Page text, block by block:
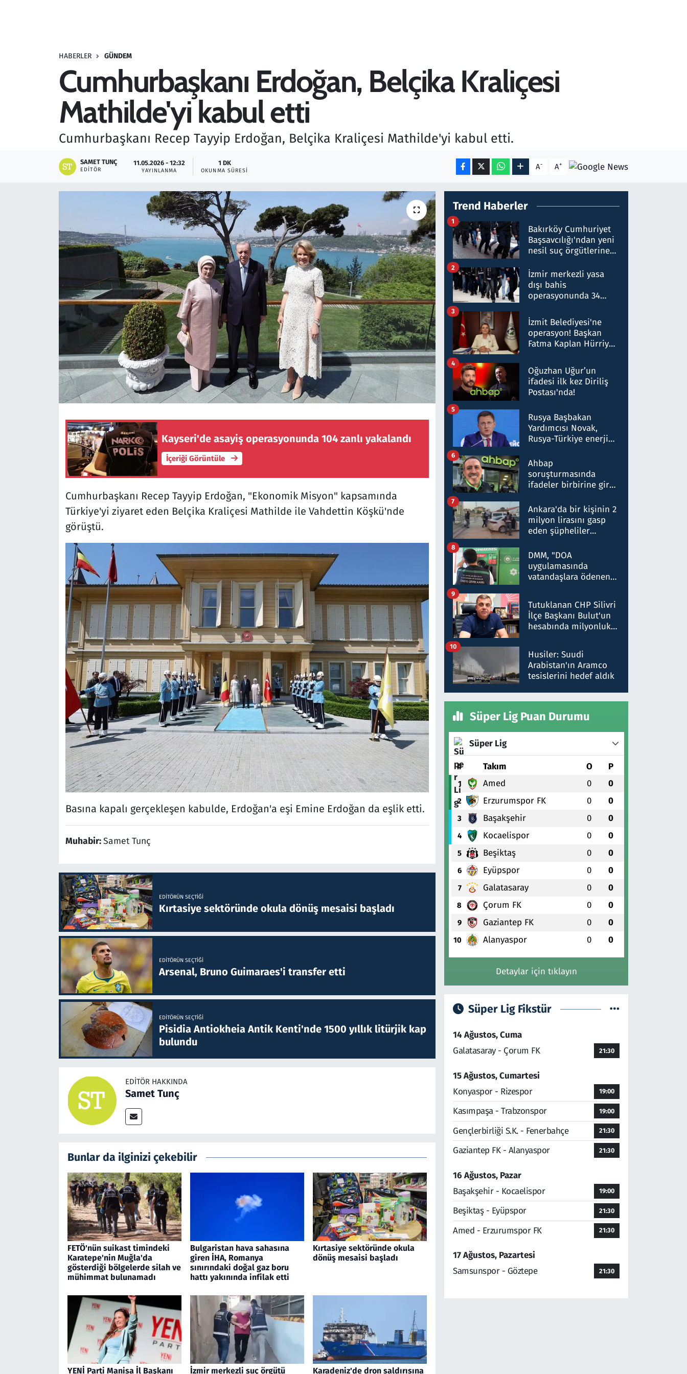
HABERLER GÜNDEM
Cumhurbaşkanı Erdoğan, Belçika Kraliçesi
Mathilde'yi kabul etti
Cumhurbaşkanı Recep Tayyip Erdoğan, Belçika Kraliçesi Mathilde'yi kabul etti.
SAMET TUNÇ
EDITÖR
11.05.2026 - 12:32
YAYINLANMA
1 DK
OKUNMA SÜRESI A- A+
Kayseri'de asayiş operasyonunda 104 zanlı yakalandı
İçeriği Görüntüle
Cumhurbaşkanı Recep Tayyip Erdoğan, "Ekonomik Misyon" kapsamında
Türkiye'yi ziyaret eden Belçika Kraliçesi Mathilde ile Vahdettin Köşkü'nde
görüştü.
Basına kapalı gerçekleşen kabulde, Erdoğan'a eşi Emine Erdoğan da eşlik etti.
Muhabir:Samet Tunç
EDITÖRÜN SEÇTIĞI
Kırtasiye sektöründe okula dönüş mesaisi başladı
EDITÖRÜN SEÇTIĞI
Arsenal, Bruno Guimaraes'i transfer etti
EDITÖRÜN SEÇTIĞI
Pisidia Antiokheia Antik Kenti'nde 1500 yıllık litürjik kap
bulundu
EDITÖR HAKKINDA
Samet Tunç
Bunlar da ilginizi çekebilir
FETÖ'nün suikast timindeki
Karatepe'nin Muğla'da
gösterdiği bölgelerde silah ve
mühimmat bulunamadı
Bulgaristan hava sahasına
giren İHA, Romanya
sınırındaki doğal gaz boru
hattı yakınında infilak etti
Kırtasiye sektöründe okula
dönüş mesaisi başladı
YENİ Parti Manisa İl Başkanı İzmir merkezli suç örgütü Karadeniz'de dron saldırısına
Trend Haberler
Bakırköy Cumhuriyet
Başsavcılığı'ndan yeni
nesil suç örgütlerine
hakkında gözaltı kararı
1
İzmir merkezli yasa
dışı bahis
operasyonunda 34
Milyar liralık para
trafiği tespit edildi
2
İzmit Belediyesi'ne
operasyon! Başkan
Fatma Kaplan Hürriyet
3
Oğuzhan Uğur’un
ifadesi ilk kez Diriliş
Postası'nda!
4
Rusya Başbakan
Yardımcısı Novak,
Rusya-Türkiye enerji
nitelikte olduğunu
belirtti
5
Ahbap
soruşturmasında
ifadeler birbirine girdi:
ifadelerinden ortaya
çıkan tablo şok etti
6
Ankara'da bir kişinin 2
milyon lirasını gasp
eden şüpheliler
7
DMM, "DOA
uygulamasında
vatandaşlara ödenen
düşürüldüğü" iddiasını
yalanladı
8
Tutuklanan CHP Silivri
İlçe Başkanı Bulut'un
hesabında milyonluk
talimat verdi, ben
gönderdim
9
Husiler: Suudi
Arabistan'ın Aramco
tesislerini hedef aldık
10
Süper Lig Puan Durumu
Süper Lig
# Takım O P
1 Amed 0 0
2 Erzurumspor FK 0 0
3 Başakşehir 0 0
4 Kocaelispor 0 0
5 Beşiktaş 0 0
6 Eyüpspor 0 0
7 Galatasaray 0 0
8 Çorum FK 0 0
9 Gaziantep FK 0 0
10 Alanyaspor 0 0
Detaylar için tıklayın
Süper Lig Fikstür
14 Ağustos, Cuma
Galatasaray - Çorum FK
21:30
15 Ağustos, Cumartesi
Konyaspor - Rizespor
19:00
Kasımpaşa - Trabzonspor 19:00
Gençlerbirliği S.K. - Fenerbahçe 21:30
Gaziantep FK - Alanyaspor 21:30
16 Ağustos, Pazar
Başakşehir - Kocaelispor
19:00
Beşiktaş - Eyüpspor 21:30
Amed - Erzurumspor FK 21:30
17 Ağustos, Pazartesi
Samsunspor - Göztepe
21:30
Savunma Sanayi